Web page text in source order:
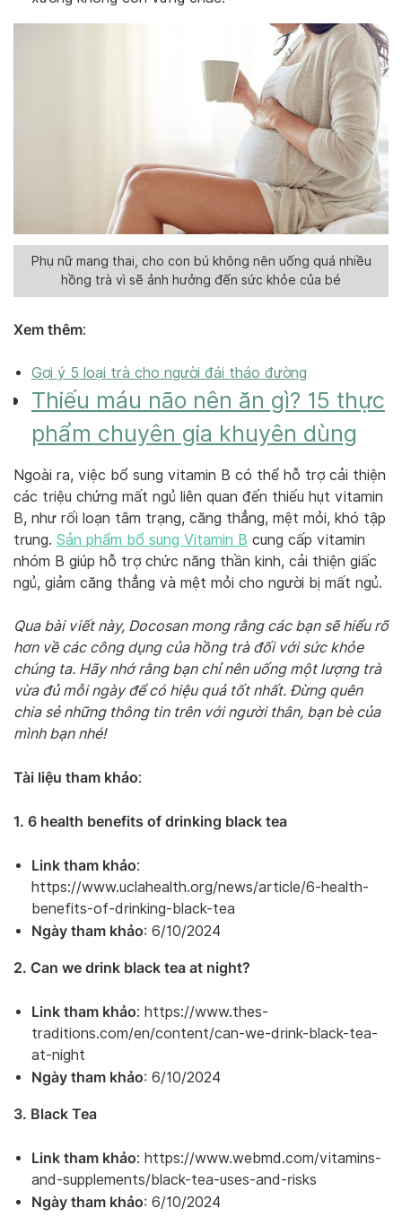
Phụ nữ mang thai, cho con bú không nên uống quá nhiều
hồng trà vì sẽ ảnh hưởng đến sức khỏe của bé
Xem thêm:
Gợi ý 5 loại trà cho người đái tháo đường
Thiếu máu não nên ăn gì? 15 thực
phẩm chuyên gia khuyên dùng
Ngoài ra, việc bổ sung vitamin B có thể hỗ trợ cải thiện
các triệu chứng mất ngủ liên quan đến thiếu hụt vitamin
B, như rối loạn tâm trạng, căng thẳng, mệt mỏi, khó tập
trung. Sản phẩm bổ sung Vitamin B cung cấp vitamin
nhóm B giúp hỗ trợ chức năng thần kinh, cải thiện giấc
ngủ, giảm căng thẳng và mệt mỏi cho người bị mất ngủ.
Qua bài viết này, Docosan mong rằng các bạn sẽ hiểu rõ
hơn về các công dụng của hồng trà đối với sức khỏe
chúng ta. Hãy nhớ rằng bạn chỉ nên uống một lượng trà
vừa đủ mỗi ngày để có hiệu quả tốt nhất. Đừng quên
chia sẻ những thông tin trên với người thân, bạn bè của
mình bạn nhé!
Tài liệu tham khảo:
1. 6 health benefits of drinking black tea
Link tham khảo:
https://www.uclahealth.org/news/article/6-health-
benefits-of-drinking-black-tea
Ngày tham khảo: 6/10/2024
2. Can we drink black tea at night?
Link tham khảo: https://www.thes-
traditions.com/en/content/can-we-drink-black-tea-
at-night
Ngày tham khảo: 6/10/2024
3. Black Tea
Link tham khảo: https://www.webmd.com/vitamins-
and-supplements/black-tea-uses-and-risks
Ngày tham khảo: 6/10/2024